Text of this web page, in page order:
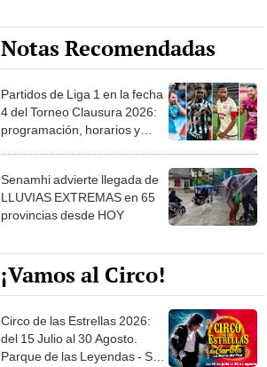
Notas Recomendadas
Partidos de Liga 1 en la fecha
4 del Torneo Clausura 2026:
programación, horarios y
Senamhi advierte llegada de
LLUVIAS EXTREMAS en 65
provincias desde HOY
¡Vamos al Circo!
Circo de las Estrellas 2026:
del 15 Julio al 30 Agosto.
Parque de las Leyendas - San